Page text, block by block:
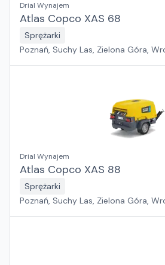
Drial Wynajem
Atlas Copco XAS 68
Sprężarki
Poznań, Suchy Las, Zielona Góra,
Drial Wynajem
Atlas Copco XAS 88
Sprężarki
Poznań, Suchy Las, Zielona Góra,